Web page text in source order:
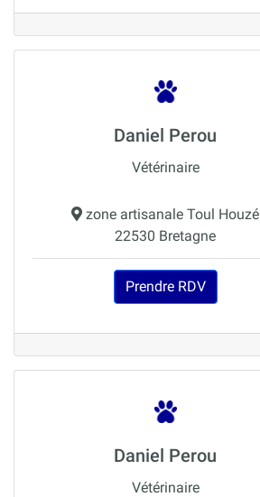
Daniel Perou
Vétérinaire
zone artisanale Toul Houzé
22530 Bretagne
Prendre RDV
Daniel Perou
Vétérinaire